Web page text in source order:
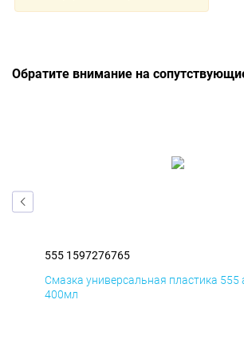
Обратите внимание на
555 1597276765
Смазка универсальная пластика 555
400мл